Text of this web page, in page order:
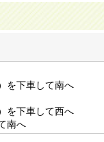
を下車して南へ
を下車して西へ
南へ